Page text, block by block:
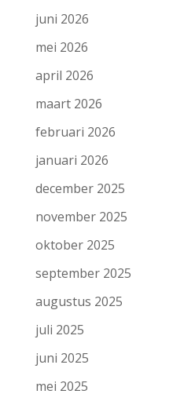
juni 2026
mei 2026
april 2026
maart 2026
februari 2026
januari 2026
december 2025
november 2025
oktober 2025
september 2025
augustus 2025
juli 2025
juni 2025
mei 2025